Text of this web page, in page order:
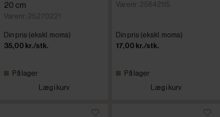
20 cm
Varenr: 25270221
Din pris (ekskl. moms)
35,00 kr./stk.
På lager
Læg i kurv
Varenr: 25642115
Din pris (ekskl. moms)
17,00 kr./stk.
På lager
Læg i kurv